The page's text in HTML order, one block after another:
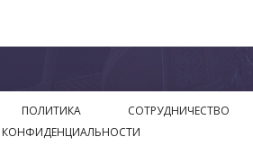
ПОЛИТИКА
КОНФИДЕНЦИАЛЬНОСТИ
СОТРУДНИЧЕСТВО